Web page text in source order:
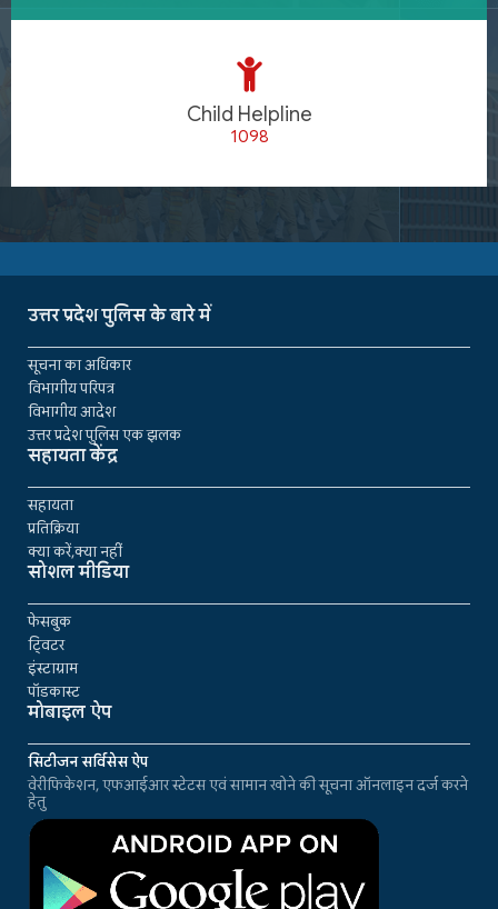
Child Helpline
1098
उत्तर प्रदेश पुलिस के बारे में
सूचना का अधिकार
विभागीय परिपत्र
विभागीय आदेश
उत्तर प्रदेश पुलिस एक झलक
सहायता केंद्र
सहायता
प्रतिक्रिया
क्या करें,क्या नहीं
सोशल मीडिया
फेसबुक
ट्विटर
इंस्टाग्राम
पॉडकास्ट
मोबाइल ऐप
सिटीजन सर्विसेस ऐप
वेरीफिकेशन, एफआईआर स्टेटस एवं सामान खोने की सूचना ऑनलाइन दर्ज करने
हेतु